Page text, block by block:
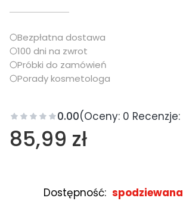
Bezpłatna dostawa
100 dni na zwrot
Próbki do zamówień
Porady kosmetologa
0.00(Oceny: 0
Cena
85,99 zł
Dostępność: